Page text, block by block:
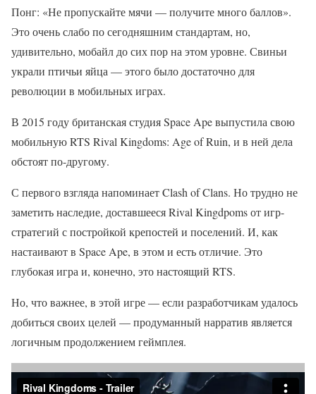
Понг: «Не пропускайте мячи — получите много баллов».
Это очень слабо по сегодняшним стандартам, но,
удивительно, мобайл до сих пор на этом уровне. Свиньи
украли птичьи яйца — этого было достаточно для
революции в мобильных играх.
В 2015 году британская студия Space Ape выпустила свою
мобильную RTS Rival Kingdoms: Age of Ruin, и в ней дела
обстоят по-другому.
С первого взгляда напоминает Clash of Clans. Но трудно не
заметить наследие, доставшееся Rival Kingdpoms от игр-
стратегий с постройкой крепостей и поселений. И, как
настаивают в Space Ape, в этом и есть отличие. Это
глубокая игра и, конечно, это настоящий RTS.
Но, что важнее, в этой игре — если разработчикам удалось
добиться своих целей — продуманный нарратив является
логичным продолжением геймплея.